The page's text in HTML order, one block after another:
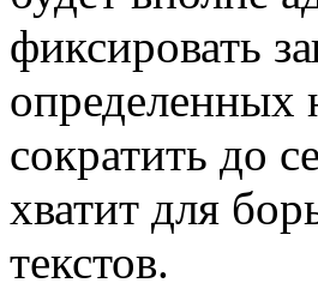
фиксировать
определенных
сократить до
хватит для
текстов.